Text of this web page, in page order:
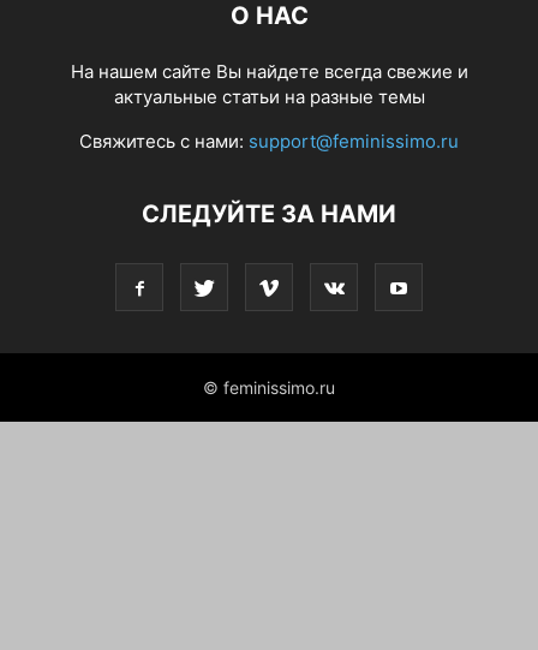
О НАС
На нашем сайте Вы найдете всегда свежие и
актуальные статьи на разные темы
Свяжитесь с нами: support@feminissimo.ru
СЛЕДУЙТЕ ЗА НАМИ
© feminissimo.ru